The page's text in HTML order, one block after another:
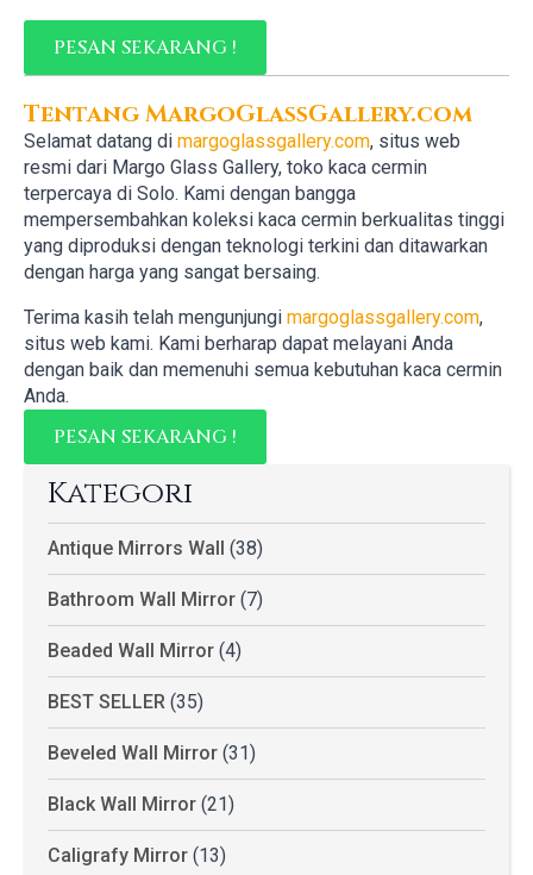
Kategori
Antique Mirrors Wall (38)
Bathroom Wall Mirror (7)
Beaded Wall Mirror (4)
BEST SELLER (35)
Beveled Wall Mirror (31)
Black Wall Mirror (21)
Caligrafy Mirror (13)
PESAN SEKARANG !
Tentang MargoGlassGallery.com
Selamat datang di margoglassgallery.com, situs web
resmi dari Margo Glass Gallery, toko kaca cermin
terpercaya di Solo. Kami dengan bangga
mempersembahkan koleksi kaca cermin berkualitas tinggi
yang diproduksi dengan teknologi terkini dan ditawarkan
dengan harga yang sangat bersaing.
Terima kasih telah mengunjungi margoglassgallery.com,
situs web kami. Kami berharap dapat melayani Anda
dengan baik dan memenuhi semua kebutuhan kaca cermin
Anda.
PESAN SEKARANG !